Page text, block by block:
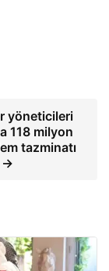
yöneticileri
118 milyon
tazminatı
→